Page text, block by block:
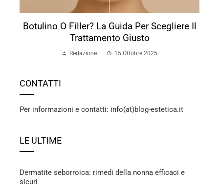
Botulino O Filler? La Guida Per Scegliere Il
Trattamento Giusto
Redazione 15 Ottobre 2025
CONTATTI
Per informazioni e contatti: info(at)blog-estetica.it
LE ULTIME
Dermatite seborroica: rimedi della nonna efficaci e
sicuri